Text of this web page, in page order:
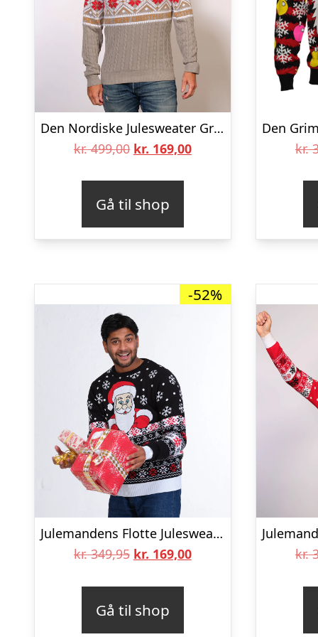
Den Nordiske Julesweater Grå – herre / mænd
kr.499,00 Den
var:
kr. 499,00.
kr. 169,00Den
kr. 169,00.
Gå til shop
kr.
-52%
Julemandens Flotte Julesweater – herre / mænd.
kr.349,95 Den
var:
kr. 169,00Den
Gå til shop
kr.